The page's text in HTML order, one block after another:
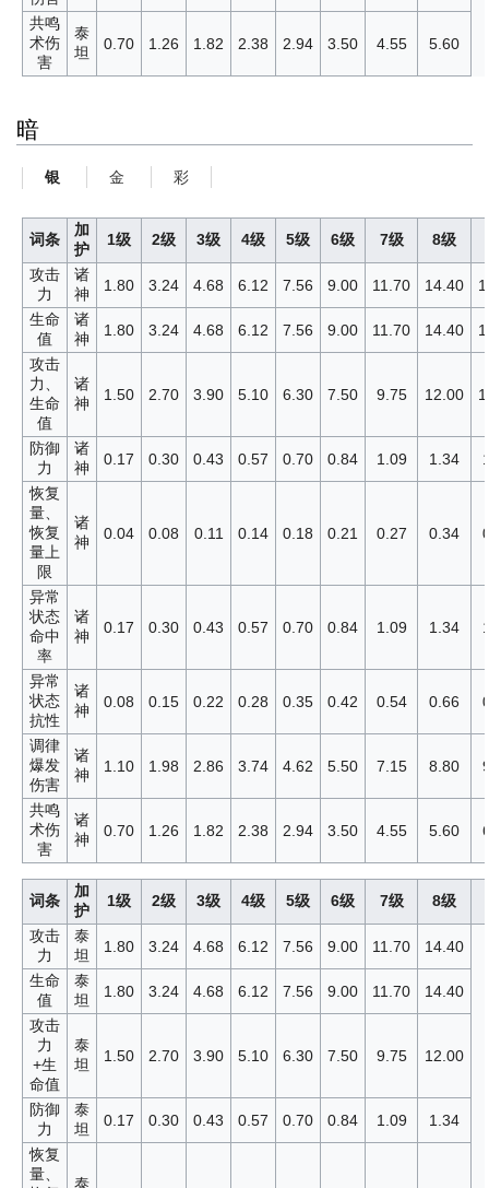
共鸣
术伤
害
泰
坦
0.70 1.26 1.82 2.38 2.94 3.50 4.55 5.60
暗
银 金 彩
词条
加
护
1级 2级 3级 4级 5级 6级 7级 8级
攻击
力
诸
神
1.80 3.24 4.68 6.12 7.56 9.00 11.70 14.40
生命
值
诸
神
1.80 3.24 4.68 6.12 7.56 9.00 11.70 14.40
攻击
力、
生命
值
诸
神
1.50 2.70 3.90 5.10 6.30 7.50 9.75 12.00
防御
力
诸
神
0.17 0.30 0.43 0.57 0.70 0.84 1.09 1.34
恢复
量、
恢复
量上
限
诸
神
0.04 0.08 0.11 0.14 0.18 0.21 0.27 0.34
异常
状态
命中
率
诸
神
0.17 0.30 0.43 0.57 0.70 0.84 1.09 1.34
异常
状态
抗性
诸
神
0.08 0.15 0.22 0.28 0.35 0.42 0.54 0.66
调律
爆发
伤害
诸
神
1.10 1.98 2.86 3.74 4.62 5.50 7.15 8.80
共鸣
术伤
害
诸
神
0.70 1.26 1.82 2.38 2.94 3.50 4.55 5.60
词条
加
护
1级 2级 3级 4级 5级 6级 7级
8级
攻击
力
泰
坦
1.80 3.24 4.68 6.12 7.56 9.00 11.70
14.40
生命
值
泰
坦
1.80 3.24 4.68 6.12 7.56 9.00 11.70
14.40
攻击
力
+生
命值
泰
坦
1.50 2.70 3.90 5.10 6.30 7.50 9.75 12.00
防御
力
泰
坦
0.17 0.30 0.43 0.57 0.70 0.84 1.09
1.34
恢复
量、
泰